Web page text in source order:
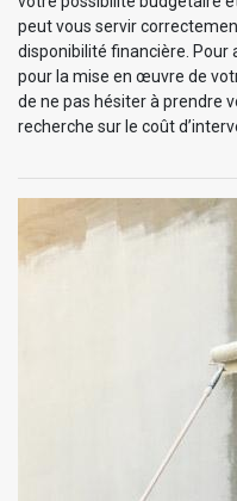
peut vous servir
disponibilité financière.
pour la mise en œuvre de
de ne pas hésiter à prendre
recherche sur le coût